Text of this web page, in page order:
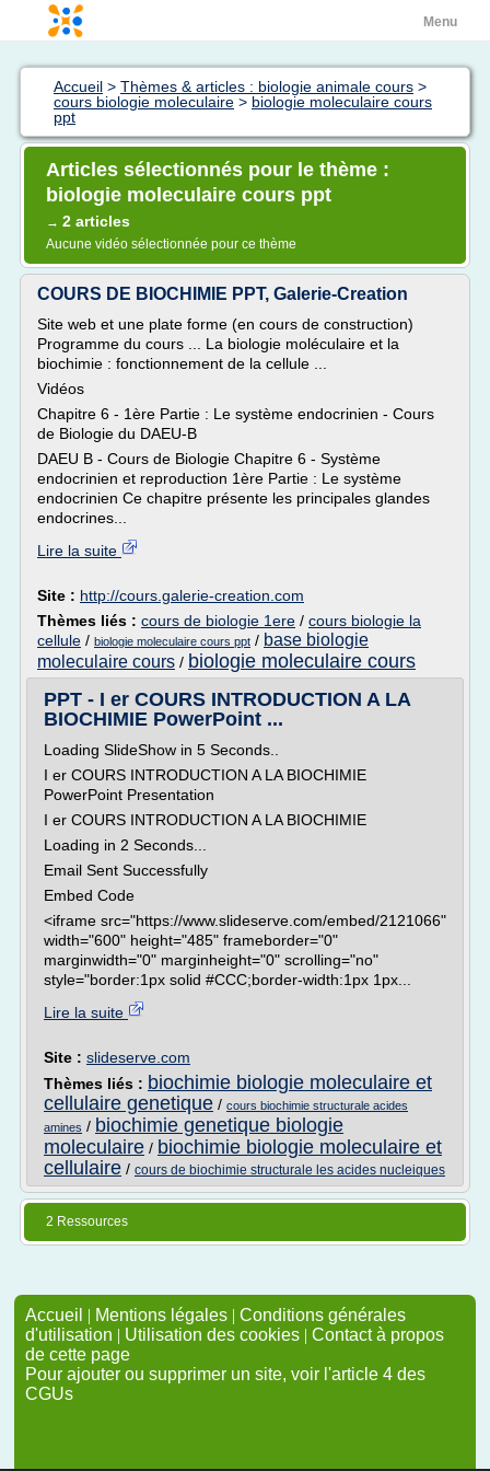
Menu
Accueil > Thèmes & articles : biologie animale cours >
cours biologie moleculaire > biologie moleculaire cours
ppt
Articles sélectionnés pour le thème :
biologie moleculaire cours ppt
→ 2 articles
Aucune vidéo sélectionnée pour ce thème
COURS DE BIOCHIMIE PPT, Galerie-Creation
Site web et une plate forme (en cours de construction)
Programme du cours ... La biologie moléculaire et la
biochimie : fonctionnement de la cellule ...
Vidéos
Chapitre 6 - 1ère Partie : Le système endocrinien - Cours
de Biologie du DAEU-B
DAEU B - Cours de Biologie Chapitre 6 - Système
endocrinien et reproduction 1ère Partie : Le système
endocrinien Ce chapitre présente les principales glandes
endocrines...
Lire la suite
Site : http://cours.galerie-creation.com
Thèmes liés : cours de biologie 1ere / cours biologie la
cellule / biologie moleculaire cours ppt / base biologie
moleculaire cours / biologie moleculaire cours
PPT - I er COURS INTRODUCTION A LA
BIOCHIMIE PowerPoint ...
Loading SlideShow in 5 Seconds..
I er COURS INTRODUCTION A LA BIOCHIMIE
PowerPoint Presentation
I er COURS INTRODUCTION A LA BIOCHIMIE
Loading in 2 Seconds...
Email Sent Successfully
Embed Code
<iframe src="https://www.slideserve.com/embed/2121066"
width="600" height="485" frameborder="0"
marginwidth="0" marginheight="0" scrolling="no"
style="border:1px solid #CCC;border-width:1px 1px...
Lire la suite
Site : slideserve.com
Thèmes liés : biochimie biologie moleculaire et
cellulaire genetique / cours biochimie structurale acides
amines / biochimie genetique biologie
moleculaire / biochimie biologie moleculaire et
cellulaire / cours de biochimie structurale les acides nucleiques
2 Ressources
Accueil | Mentions légales | Conditions générales
d'utilisation | Utilisation des cookies | Contact à propos
de cette page
Pour ajouter ou supprimer un site, voir l'article 4 des
CGUs